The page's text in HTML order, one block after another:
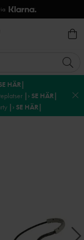
HÄR|
|› SE HÄR|
|› SE HÄR|